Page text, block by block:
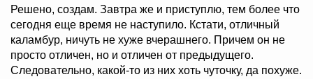
Решено, создам. Завтра же и приступлю, тем более что
сегодня еще время не наступило. Кстати, отличный
каламбур, ничуть не хуже вчерашнего. Причем он не
просто отличен, но и отличен от предыдущего.
Следовательно, какой-то из них хоть чуточку, да похуже.